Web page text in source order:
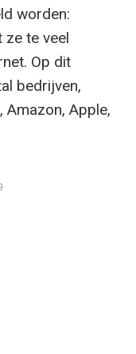
worden:
te veel
Op dit
bedrijven,
Amazon, Apple,